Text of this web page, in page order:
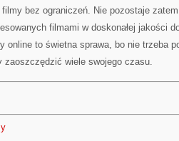
bez ograniczeń. Nie pozostaje
filmami w doskonałej jakości
online to świetna sprawa, bo nie trzeba
zaoszczędzić wiele swojego czasu.